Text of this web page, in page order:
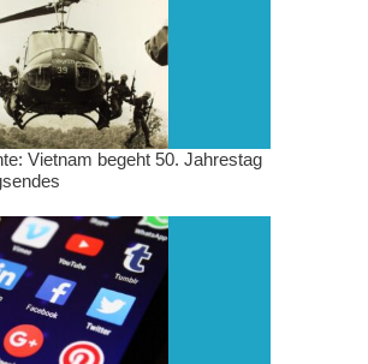
Vietnam begeht 50. Jahrestag